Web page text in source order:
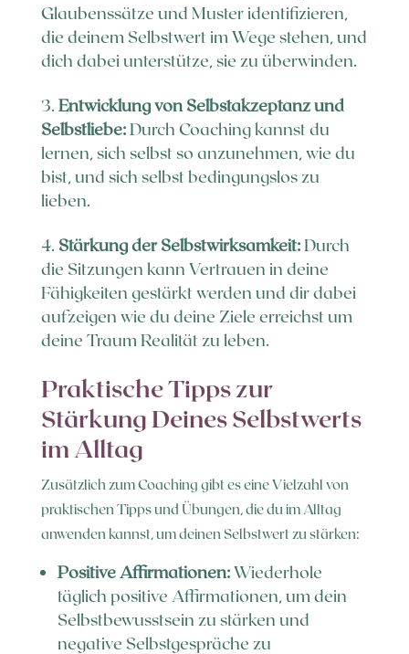
Glaubenssätze und Muster identifizieren,
die deinem Selbstwert im Wege stehen, und
dich dabei unterstütze, sie zu überwinden.
Entwicklung von Selbstakzeptanz und
Selbstliebe:Durch Coaching kannst du
lernen, sich selbst so anzunehmen, wie du
bist, und sich selbst bedingungslos zu
lieben.
Stärkung der Selbstwirksamkeit:Durch
die Sitzungen kann Vertrauen in deine
Fähigkeiten gestärkt werden und dir dabei
aufzeigen wie du deine Ziele erreichst um
deine Traum Realität zu leben.
Praktische Tipps zur
Stärkung Deines Selbstwerts
im Alltag
Zusätzlich zum Coaching gibt es eine Vielzahl von
praktischen Tipps und Übungen, die du im Alltag
anwenden kannst, um deinen Selbstwert zu stärken:
Positive Affirmationen:Wiederhole
täglich positive Affirmationen, um dein
Selbstbewusstsein zu stärken und
negative Selbstgespräche zu